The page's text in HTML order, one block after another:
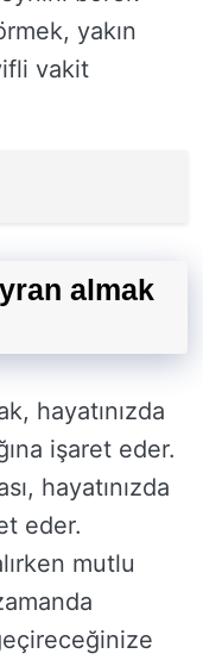
yakın
vakit
almak
hayatınızda
işaret eder.
hayatınızda
eder.
mutlu